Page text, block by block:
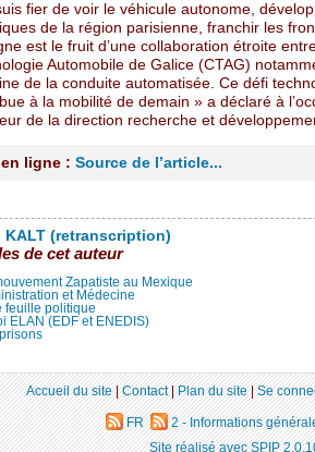
fier de voir le véhicule autonome,
de la région parisienne, franchir les
est le fruit d’une collaboration étroite
Automobile de Galice (CTAG)
de la conduite automatisée. Ce défi
à la mobilité de demain » a déclaré à
de la direction recherche et
ligne : Source de l’article...
KALT (retranscription)
de cet auteur
Zapatiste au Mexique
et Médecine
feuille politique
ELAN (EDF et ENEDIS)
Accueil du site|Contact|Plan du site|Se
FR 2 - Informations
Site réalisé avec SPIP